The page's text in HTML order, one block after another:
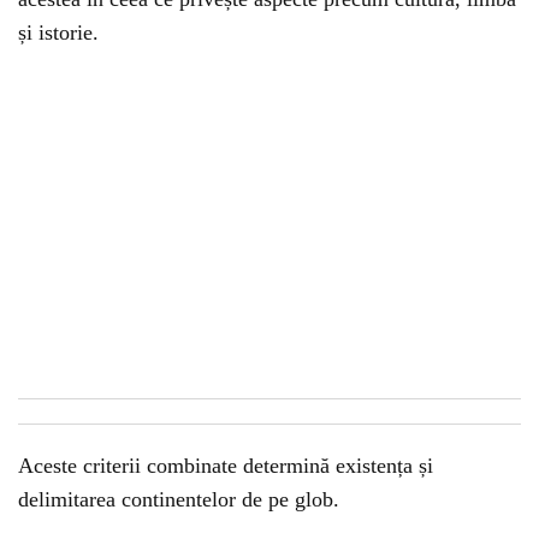
și istorie.
Aceste criterii combinate determină existența și
delimitarea continentelor de pe glob.